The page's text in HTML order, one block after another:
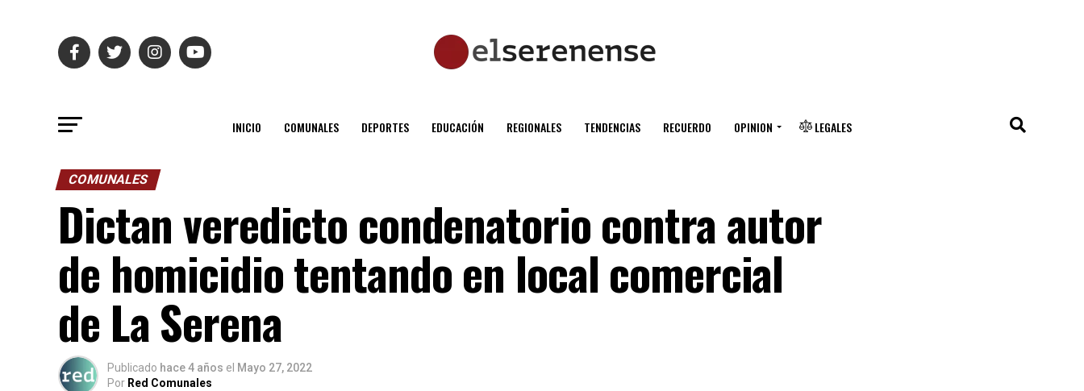
INICIO COMUNALES DEPORTES EDUCACIÓN REGIONALES TENDENCIAS RECUERDO OPINION LEGALES
COMUNALES
Dictan veredicto condenatorio contra autor
de homicidio tentando en local comercial
de La Serena
Publicado hace 4 años el Mayo 27, 2022
Por Red Comunales